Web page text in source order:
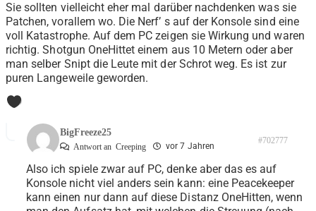
Sie sollten vielleicht eher mal darüber nachdenken was sie
Patchen, vorallem wo. Die Nerf’ s auf der Konsole sind eine
voll Katastrophe. Auf dem PC zeigen sie Wirkung und waren
richtig. Shotgun OneHittet einem aus 10 Metern oder aber
man selber Snipt die Leute mit der Schrot weg. Es ist zur
puren Langeweile geworden.
0
BigFreeze25
Antwort an Creeping vor 7 Jahren
#702777
Also ich spiele zwar auf PC, denke aber das es auf
Konsole nicht viel anders sein kann: eine Peacekeeper
kann einen nur dann auf diese Distanz OneHitten, wenn